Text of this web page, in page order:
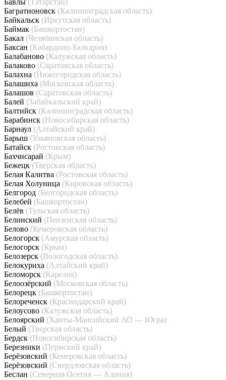
Бавлы (Татарстан)
Багратионовск (Калининградская область)
Байкальск (Иркутская область)
Баймак (Башкортостан)
Бакал (Челябинская область)
Баксан (Кабардино-Балкария)
Балабаново (Калужская область)
Балаково (Саратовская область)
Балахна (Нижегородская область)
Балашиха (Московская область)
Балашов (Саратовская область)
Балей (Забайкальский край)
Балтийск (Калининградская область)
Барабинск (Новосибирская область)
Барнаул (Алтайский край)
Барыш (Ульяновская область)
Батайск (Ростовская область)
Бахчисарай (Крым)
Бежецк (Тверская область)
Белая Калитва (Ростовская область)
Белая Холуница (Кировская область)
Белгород (Белгородская область)
Белебей (Башкортостан)
Белёв (Тульская область)
Белинский (Пензенская область)
Белово (Кемеровская область)
Белогорск (Амурская область)
Белогорск (Крым)
Белозерск (Вологодская область)
Белокуриха (Алтайский край)
Беломорск (Карелия)
Белоозёрский (Московская область)
Белорецк (Башкортостан)
Белореченск (Краснодарский край)
Белоусово (Калужская область)
Белоярский (Ханты-Мансийский АО — Югра)
Белый (Тверская область)
Бердск (Новосибирская область)
Березники (Пермский край)
Берёзовский (Кемеровская область)
Берёзовский (Свердловская область)
Беслан (Северная Осетия — Алания)